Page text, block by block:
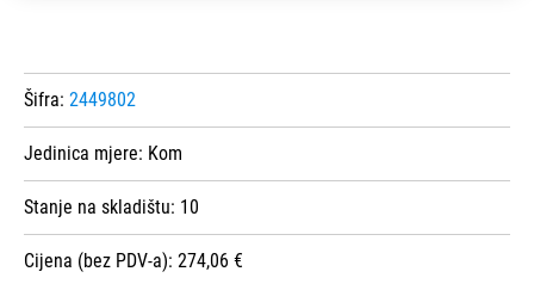
Šifra: 2449802
Jedinica mjere: Kom
Stanje na skladištu: 10
Cijena (bez PDV-a): 274,06 €